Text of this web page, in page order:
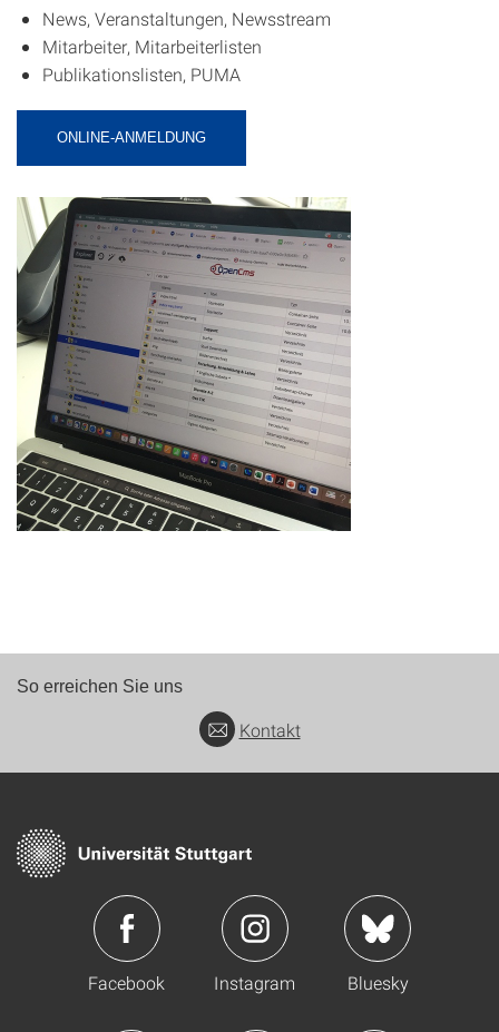
News, Veranstaltungen, Newsstream
Mitarbeiter, Mitarbeiterlisten
Publikationslisten, PUMA
ONLINE-ANMELDUNG
So erreichen Sie uns
Kontakt
Facebook Instagram Bluesky